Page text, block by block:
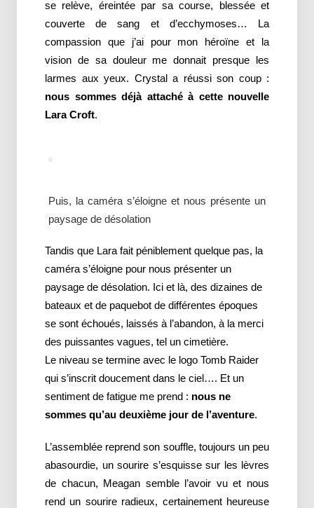
se relève, éreintée par sa course, blessée et
couverte de sang et d’ecchymoses… La
compassion que j’ai pour mon héroïne et la
vision de sa douleur me donnait presque les
larmes aux yeux. Crystal a réussi son coup :
nous sommes déjà attaché à cette nouvelle
Lara Croft.
Puis, la caméra s’éloigne et nous présente un
paysage de désolation
Tandis que Lara fait péniblement quelque pas, la
caméra s’éloigne pour nous présenter un
paysage de désolation. Ici et là, des dizaines de
bateaux et de paquebot de différentes époques
se sont échoués, laissés à l’abandon, à la merci
des puissantes vagues, tel un cimetière.
Le niveau se termine avec le logo Tomb Raider
qui s’inscrit doucement dans le ciel…. Et un
sentiment de fatigue me prend : nous ne
sommes qu’au deuxième jour de l’aventure.
L’assemblée reprend son souffle, toujours un peu
abasourdie, un sourire s’esquisse sur les lèvres
de chacun, Meagan semble l’avoir vu et nous
rend un sourire radieux, certainement heureuse